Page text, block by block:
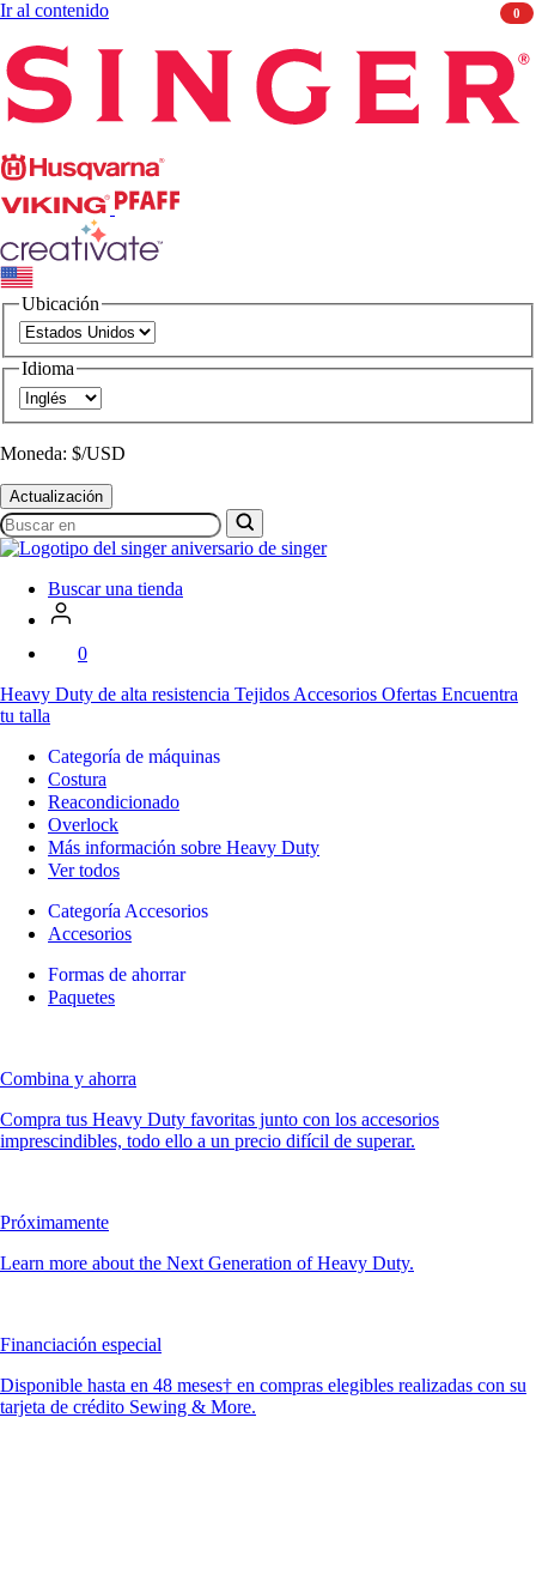
Ir al contenido
Husqvarna
Viking
PFAFF CREATIVATE
Ubicación
Idioma
Moneda: $/USD
Actualización
Buscar
en
SVP
WorldwideBuscar una tienda
0
Heavy Duty de alta resistencia Tejidos Accesorios Ofertas Encuentra
tu talla
Categoría de máquinas
Costura
Reacondicionado
Overlock
Más información sobre Heavy Duty
Ver todos
Categoría Accesorios
Accesorios
Formas de ahorrar
Paquetes
Combina y ahorra
Compra tus Heavy Duty favoritas junto con los accesorios
imprescindibles, todo ello a un precio difícil de superar.
Próximamente
Learn more about the Next Generation of Heavy Duty.
Financiación especial
Disponible hasta en 48 meses† en compras elegibles realizadas con su
tarjeta de crédito Sewing & More.
0